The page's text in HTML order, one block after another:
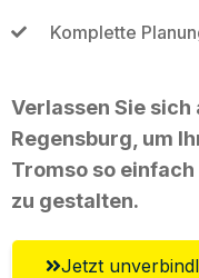
Komplette
Verlassen Sie
Regensburg, um
Tromso so
zu gestalten.
Jetzt